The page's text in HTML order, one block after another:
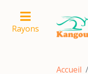
Rayons
Accueil